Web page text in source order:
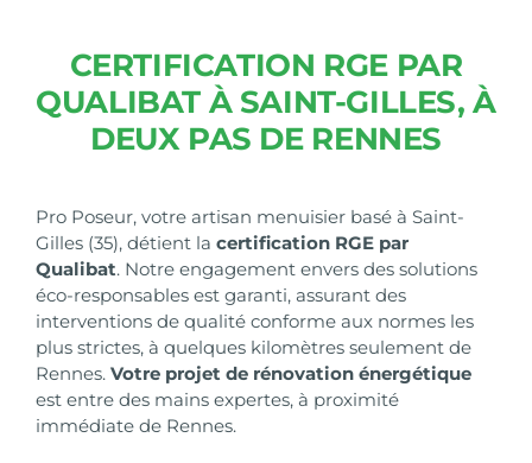
CERTIFICATION RGE PAR
QUALIBAT À SAINT-GILLES, À
DEUX PAS DE RENNES
Pro Poseur, votre artisan menuisier basé à Saint-
Gilles (35), détient la certification RGE par
Qualibat. Notre engagement envers des solutions
éco-responsablesest garanti, assurant des
interventions de qualité conforme aux normes les
plus strictes, à quelques kilomètres seulement de
Rennes. Votre projet de rénovation énergétique
est entre des mains expertes, à proximité
immédiate de Rennes.